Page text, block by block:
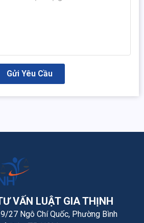
Gửi Yêu Cầu
VẤN LUẬT GIA THỊNH
27 Ngô Chí Quốc, Phường Bình